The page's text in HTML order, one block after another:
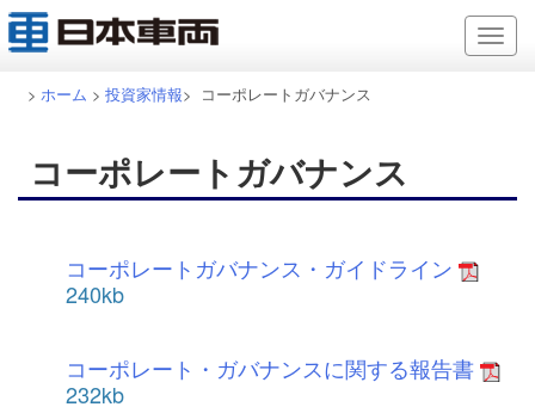
> ホーム > 投資家情報> コーポレートガバナンス
コーポレートガバナンス
コーポレートガバナンス・ガイドライン
240kb
コーポレート・ガバナンスに関する報告書
232kb